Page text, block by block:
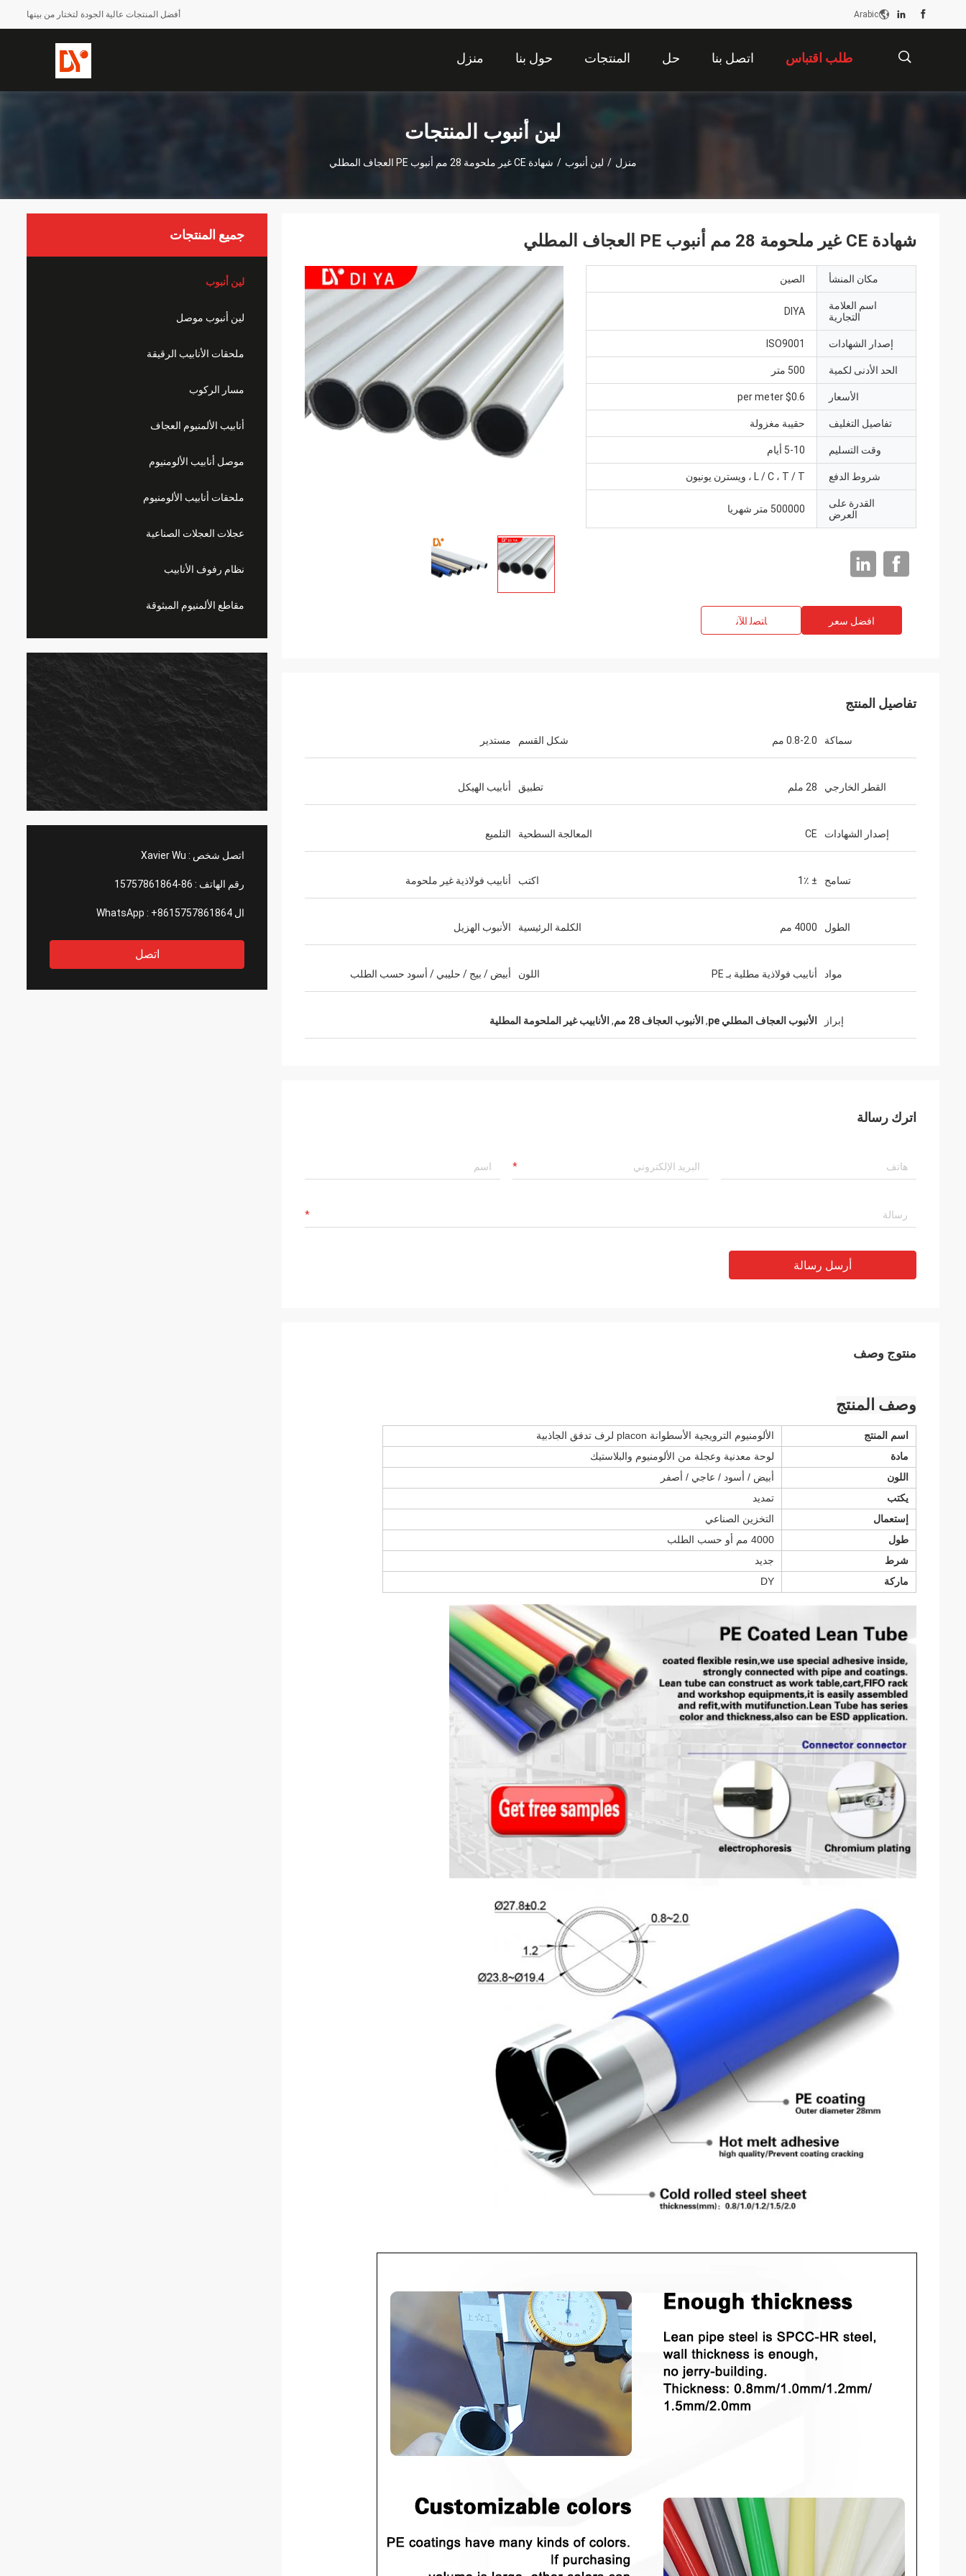
أفضل المنتجات عالية الجودة لتختار من بينها Arabic
منزل حول بنا المنتجات حل اتصل بنا طلب اقتباس
لين أنبوب المنتجات
منزل / لين أنبوب / شهادة CE غير ملحومة 28 مم أنبوب PE العجاف المطلي
جميع المنتجات
لين أنبوب
لين أنبوب موصل
ملحقات الأنابيب الرقيقة
مسار الركوب
أنابيب الألمنيوم العجاف
موصل أنابيب الألومنيوم
ملحقات أنابيب الألومنيوم
عجلات العجلات الصناعية
نظام رفوف الأنابيب
مقاطع الألمنيوم المبثوقة
اتصل شخص : Xavier Wu
رقم الهاتف : 86-15757861864
ال WhatsApp : +8615757861864
اتصل
شهادة CE غير ملحومة 28 مم أنبوب PE العجاف المطلي
مكان المنشأ الصين
اسم العلامة
التجارية
DIYA
إصدار الشهادات ISO9001
الحد الأدنى لكمية 500 متر
الأسعار $0.6 per meter
تفاصيل التغليف حقيبة مغزولة
وقت التسليم 5-10 أيام
شروط الدفع L / C ، T / T ، ويسترن يونيون
القدرة على
العرض
500000 متر شهريا
افضل سعر ﺎﺘﺼﻟ ﺍﻶﻧ
تفاصيل المنتج
سماكة 0.8-2.0 مم شكل القسم مستدير
القطر الخارجي 28 ملم تطبيق أنابيب الهيكل
إصدار الشهادات CE المعالجة السطحية التلميع
تسامح ± 1٪ اكتب أنابيب فولاذية غير ملحومة
الطول 4000 مم الكلمة الرئيسية الأنبوب الهزيل
مواد أنابيب فولاذية مطلية بـ PE اللون أبيض / بيج / حليبي / أسود حسب الطلب
إبراز الأنبوب العجاف المطلي pe , الأنبوب العجاف 28 مم , الأنابيب غير الملحومة المطلية
اترك رسالة
أرسل رسالة
منتوج وصف
وصف المنتج
اسم المنتج
الألومنيوم الترويجية الأسطوانة placon لرف تدفق الجاذبية
مادة
لوحة معدنية وعجلة من الألومنيوم والبلاستيك
اللون
أبيض / أسود / عاجي / أصفر
يكتب
تمديد
إستعمال
التخزين الصناعي
طول
4000 مم أو حسب الطلب
شرط
جديد
ماركة
DY